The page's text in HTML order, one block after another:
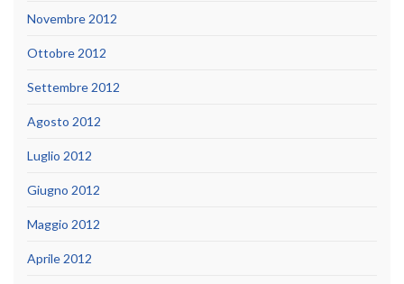
Novembre 2012
Ottobre 2012
Settembre 2012
Agosto 2012
Luglio 2012
Giugno 2012
Maggio 2012
Aprile 2012